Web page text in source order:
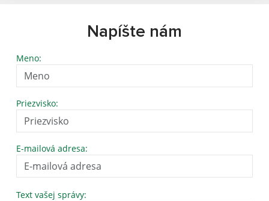
Napíšte nám
Meno:
Priezvisko:
E-mailová adresa:
Text vašej správy: